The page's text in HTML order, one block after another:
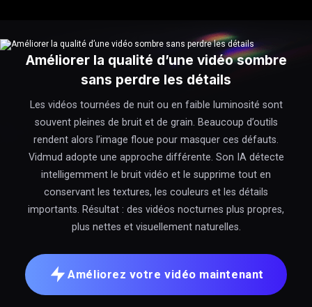
Améliorer la qualité d’une vidéo sombre
sans perdre les détails
Les vidéos tournées de nuit ou en faible luminosité sont
souvent pleines de bruit et de grain. Beaucoup d’outils
rendent alors l’image floue pour masquer ces défauts.
Vidmud adopte une approche différente. Son IA détecte
intelligemment le bruit vidéo et le supprime tout en
conservant les textures, les couleurs et les détails
importants. Résultat : des vidéos nocturnes plus propres,
plus nettes et visuellement naturelles.
Améliorez votre vidéo maintenant